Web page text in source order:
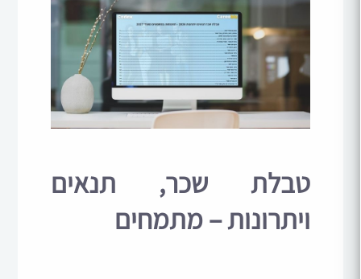
טבלת שכר, תנאים
ויתרונות – מתמחים
סקירות ומגמות שוק(5)
פיתוח קריירה (10)